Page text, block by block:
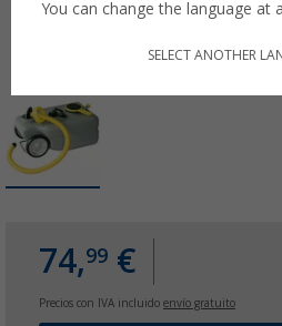
74,99 €
Precios con IVA incluido envío gratuito
You can change the language at
SELECT ANOTHER